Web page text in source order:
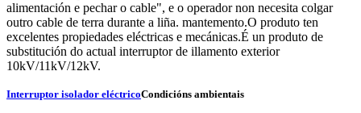
alimentación e pechar o cable", e o operador non necesita colgar
outro cable de terra durante a liña. mantemento.O produto ten
excelentes propiedades eléctricas e mecánicas.É un produto de
substitución do actual interruptor de illamento exterior
10kV/11kV/12kV.
Interruptor isolador eléctricoCondicións ambientais